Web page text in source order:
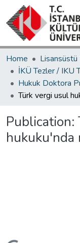
Home
İKÜ Tezler / IKU
Publication:
hukuku'nda